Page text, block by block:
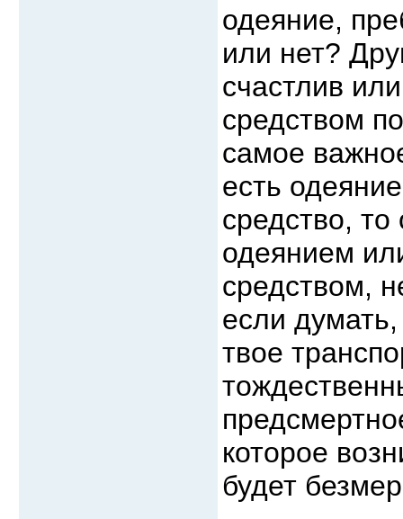
одеяние,
или нет?
счастлив
средством
самое
есть
средство,
одеянием
средством,
если
твое
которое
будет